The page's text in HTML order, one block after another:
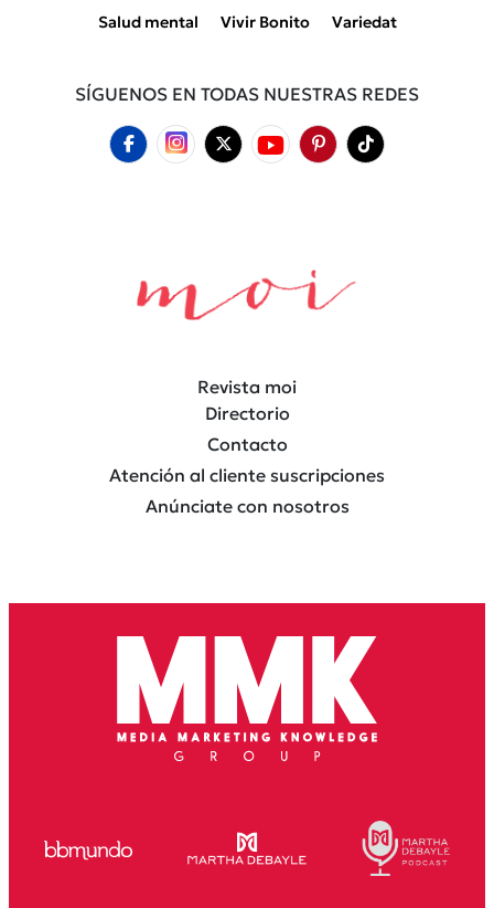
Salud mental Vivir Bonito Variedat
SÍGUENOS EN TODAS NUESTRAS REDES
Revista moi
Directorio
Contacto
Atención al cliente suscripciones
Anúnciate con nosotros